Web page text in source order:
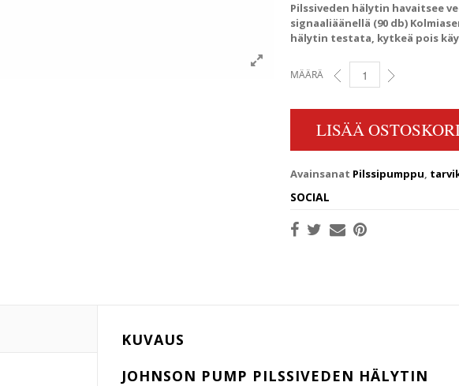
Pilssiveden hälytin havaitsee
signaaliäänellä (90 db)
hälytin testata, kytkeä pois
MÄÄRÄ JOHNSON PUMP
LISÄÄ
Avainsanat Pilssipumppu,
SOCIAL
KUVAUS
JOHNSON PUMP PILSSIVEDEN HÄLYTIN